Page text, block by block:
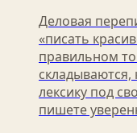
Деловая
«писать
правильном
лексику под
пишете